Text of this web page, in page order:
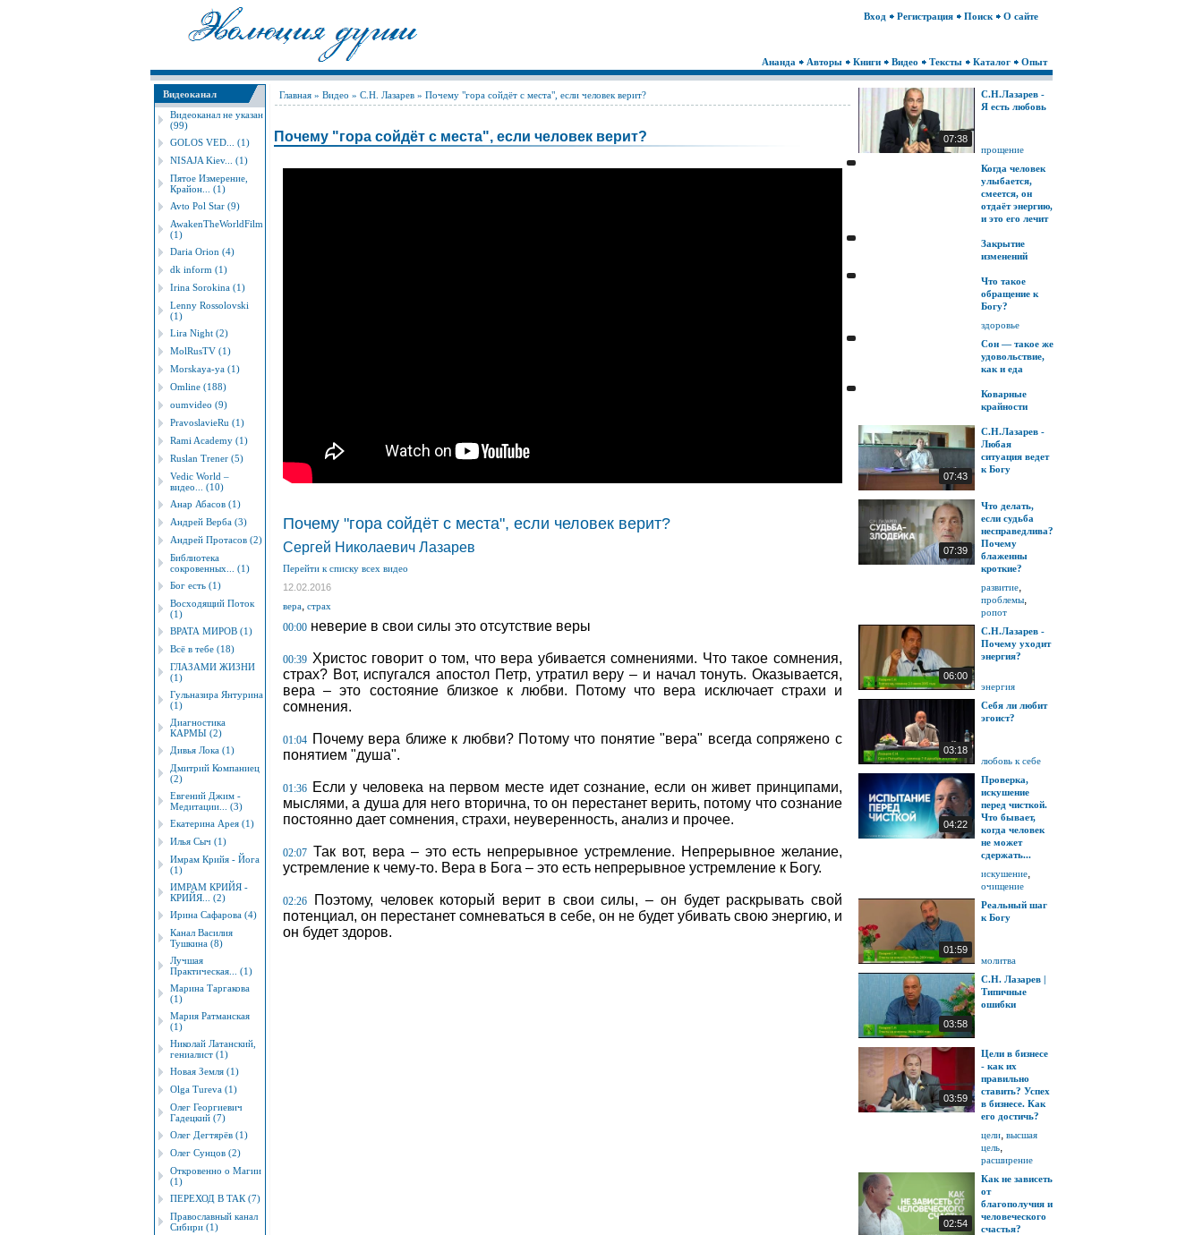
Вход Регистрация Поиск О сайте
Ананда Авторы Книги Видео Тексты Каталог Опыт
Видеоканал
Видеоканал не указан
(99)
GOLOS VED... (1)
NISAJA Kiev... (1)
Пятое Измерение,
Крайон... (1)
Avto Pol Star (9)
AwakenTheWorldFilm
(1)
Daria Orion (4)
dk inform (1)
Irina Sorokina (1)
Lenny Rossolovski
(1)
Lira Night (2)
MolRusTV (1)
Morskaya-ya (1)
Omline (188)
oumvideo (9)
PravoslavieRu (1)
Rami Academy (1)
Ruslan Trener (5)
Vedic World –
видео... (10)
Анар Абасов (1)
Андрей Верба (3)
Андрей Протасов (2)
Библиотека
сокровенных... (1)
Бог есть (1)
Восходящий Поток
(1)
ВРАТА МИРОВ (1)
Всё в тебе (18)
ГЛАЗАМИ ЖИЗНИ
(1)
Гульназира Янтурина
(1)
Диагностика
КАРМЫ (2)
Дивья Лока (1)
Дмитрий Компаниец
(2)
Евгений Джим -
Медитации... (3)
Екатерина Арея (1)
Илья Сыч (1)
Имрам Крийя - Йога
(1)
ИМРАМ КРИЙЯ -
КРИЙЯ... (2)
Ирина Сафарова (4)
Канал Василия
Тушкина (8)
Лучшая
Практическая... (1)
Марина Таргакова
(1)
Мария Ратманская
(1)
Николай Латанский,
гениалист (1)
Новая Земля (1)
Оlgа Tureva (1)
Олег Георгиевич
Гадецкий (7)
Олег Дегтярёв (1)
Олег Сунцов (2)
Откровенно о Магии
(1)
ПЕРЕХОД В ТАК (7)
Православный канал
Сибири (1)
Главная » Видео » С.Н. Лазарев » Почему "гора сойдёт с места", если человек верит?
Почему "гора сойдёт с места", если человек верит?
Почему "гора сойдёт с места", если человек верит?
Сергей Николаевич Лазарев
Перейти к списку всех видео
12.02.2016
вера, страх
00:00 неверие в свои силы это отсутствие веры
00:39 Христос говорит о том, что вера убивается сомнениями. Что такое сомнения,
страх? Вот, испугался апостол Петр, утратил веру – и начал тонуть. Оказывается,
вера – это состояние близкое к любви. Потому что вера исключает страхи и
сомнения.
01:04 Почему вера ближе к любви? Потому что понятие "вера" всегда сопряжено с
понятием "душа".
01:36 Если у человека на первом месте идет сознание, если он живет принципами,
мыслями, а душа для него вторична, то он перестанет верить, потому что сознание
постоянно дает сомнения, страхи, неуверенность, анализ и прочее.
02:07 Так вот, вера – это есть непрерывное устремление. Непрерывное желание,
устремление к чему-то. Вера в Бога – это есть непрерывное устремление к Богу.
02:26
Поэтому, человек который верит в свои силы, – он будет раскрывать свой
потенциал, он перестанет сомневаться в себе, он не будет убивать свою энергию, и
он будет здоров.
07:38
С.Н.Лазарев -
Я есть любовь
прощение
Когда человек
улыбается,
смеется, он
отдаёт энергию,
и это его лечит
Закрытие
изменений
Что такое
обращение к
Богу?
здоровье
Сон — такое же
удовольствие,
как и еда
Коварные
крайности
07:43
С.Н.Лазарев -
Любая
ситуация ведет
к Богу
07:39
Что делать,
если судьба
несправедлива?
Почему
блаженны
кроткие?
развитие,
проблемы,
ропот
06:00
С.Н.Лазарев -
Почему уходит
энергия?
энергия
03:18
Себя ли любит
эгоист?
любовь к себе
04:22
Проверка,
искушение
перед чисткой.
Что бывает,
когда человек
не может
сдержать...
искушение,
очищение
01:59
Реальный шаг
к Богу
молитва
03:58
С.Н. Лазарев |
Типичные
ошибки
03:59
Цели в бизнесе
- как их
правильно
ставить? Успех
в бизнесе. Как
его достичь?
цели, высшая
цель,
расширение
02:54
Как не зависеть
от
благополучия и
человеческого
счастья?